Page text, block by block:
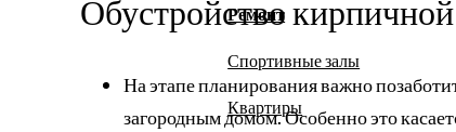
Ремонт
Спортивные залы
Квартиры
Обустройство
На этапе планирования важно
загородным домом. Особенно это